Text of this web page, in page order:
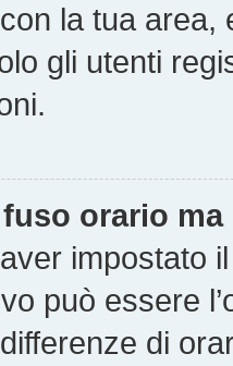
la tua area,
gli utenti
orario ma
impostato
può essere
di